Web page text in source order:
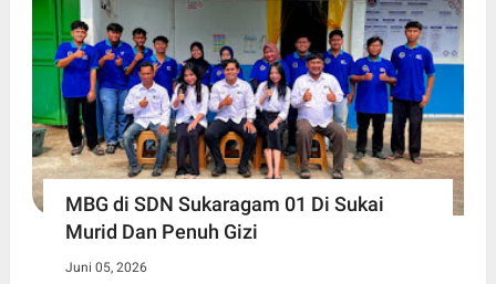
MBG di SDN Sukaragam 01 Di Sukai
Murid Dan Penuh Gizi
Juni 05, 2026